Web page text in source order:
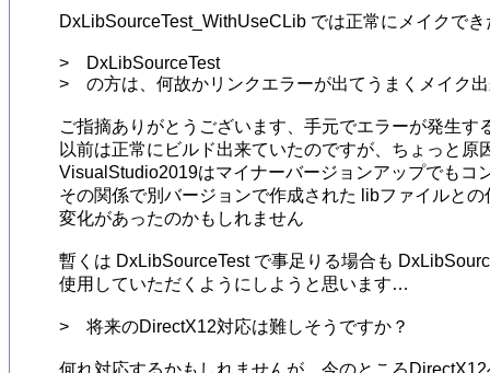
DxLibSourceTest_WithUseCLib では正常にメイクで
>　DxLibSourceTest
>　の方は、何故かリンクエラーが出てうまくメイク
ご指摘ありがとうございます、手元でエラーが発生す
以前は正常にビルド出来ていたのですが、ちょっと
VisualStudio2019はマイナーバージョンアップでもコ
その関係で別バージョンで作成された libファイルと
変化があったのかもしれません
暫くは DxLibSourceTest で事足りる場合も
使用していただくようにしようと思います…
>　将来のDirectX12対応は難しそうですか？
何れ対応するかもしれませんが、今のところ